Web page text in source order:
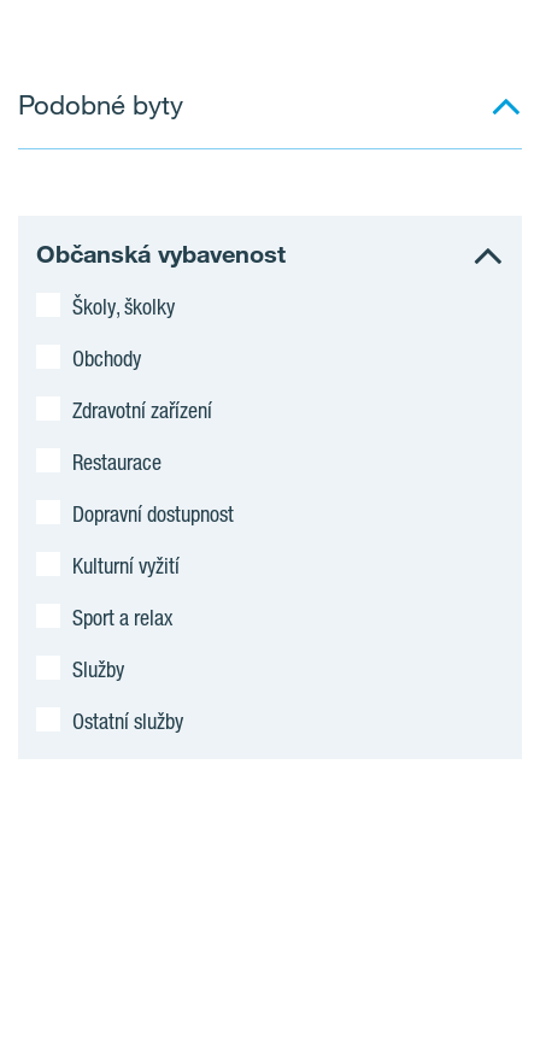
Podobné byty
Občanská vybavenost
Školy, školky
Obchody
Zdravotní zařízení
Restaurace
Dopravní dostupnost
Kulturní vyžití
Sport a relax
Služby
Ostatní služby